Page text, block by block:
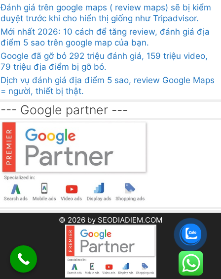
Đánh giá trên google maps ( review maps) sẽ bị kiểm
duyệt trước khi cho hiển thị giống như Tripadvisor.
Mới nhất 2026: 10 cách để tăng review, đánh giá địa
điểm 5 sao trên google map của bạn.
Google đã gỡ bỏ 292 triệu đánh giá, 159 triệu video,
79 triệu địa điểm bị gỡ bỏ.
Dịch vụ đánh giá địa điểm 5 sao, review Google Maps
= người, thiết bị thật.
--- Google partner ---
© 2026 by SEODIADIEM.COM